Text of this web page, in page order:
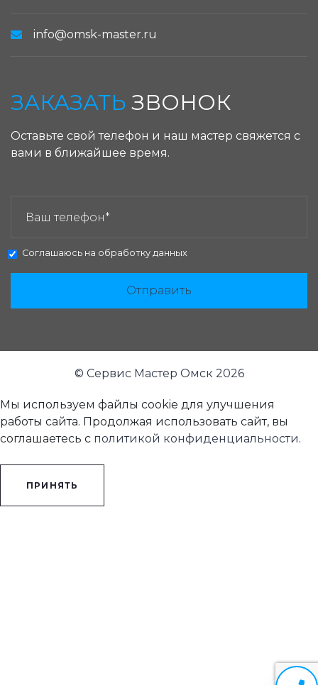
info@omsk-master.ru
ЗАКАЗАТЬ ЗВОНОК
Оставьте свой телефон и наш мастер свяжется с
вами в ближайшее время.
Соглашаюсь на обработку данных
Отправить
© Сервис Мастер Омск 2026
Мы используем файлы cookie для улучшения
работы сайта. Продолжая использовать сайт, вы
соглашаетесь с политикой конфиденциальности.
ПРИНЯТЬ